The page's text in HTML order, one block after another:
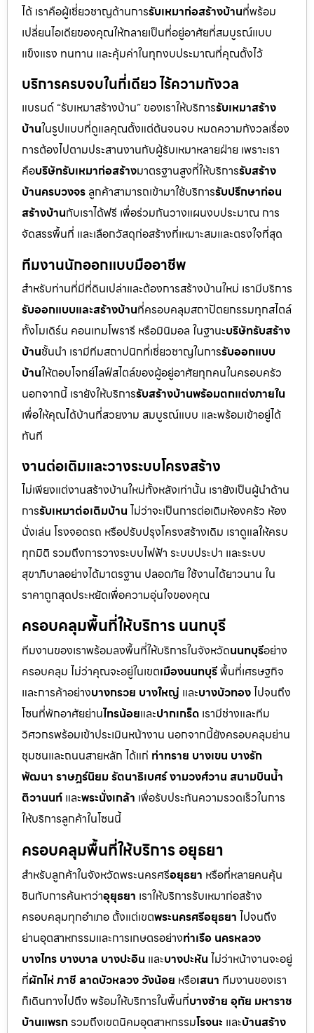
ได้ เราคือผู้เชี่ยวชาญด้านการรับเหมาก่อสร้างบ้านที่พร้อม
เปลี่ยนไอเดียของคุณให้กลายเป็นที่อยู่อาศัยที่สมบูรณ์แบบ
แข็งแรง ทนทาน และคุ้มค่าในทุกงบประมาณที่คุณตั้งไว้
บริการครบจบในที่เดียว ไร้ความกังวล
แบรนด์ “รับเหมาสร้างบ้าน” ของเราให้บริการรับเหมาสร้าง
บ้านในรูปแบบที่ดูแลคุณตั้งแต่ต้นจนจบ หมดความกังวลเรื่อง
การต้องไปตามประสานงานกับผู้รับเหมาหลายฝ่าย เพราะเรา
คือบริษัทรับเหมาก่อสร้างมาตรฐานสูงที่ให้บริการรับสร้าง
บ้านครบวงจร ลูกค้าสามารถเข้ามาใช้บริการรับปรึกษาก่อน
สร้างบ้านกับเราได้ฟรี เพื่อร่วมกันวางแผนงบประมาณ การ
จัดสรรพื้นที่ และเลือกวัสดุก่อสร้างที่เหมาะสมและตรงใจที่สุด
ทีมงานนักออกแบบมืออาชีพ
สำหรับท่านที่มีที่ดินเปล่าและต้องการสร้างบ้านใหม่ เรามีบริการ
รับออกแบบและสร้างบ้านที่ครอบคลุมสถาปัตยกรรมทุกสไตล์
ทั้งโมเดิร์น คอนเทมโพรารี หรือมินิมอล ในฐานะบริษัทรับสร้าง
บ้านชั้นนำ เรามีทีมสถาปนิกที่เชี่ยวชาญในการรับออกแบบ
บ้านให้ตอบโจทย์ไลฟ์สไตล์ของผู้อยู่อาศัยทุกคนในครอบครัว
นอกจากนี้ เรายังให้บริการรับสร้างบ้านพร้อมตกแต่งภายใน
เพื่อให้คุณได้บ้านที่สวยงาม สมบูรณ์แบบ และพร้อมเข้าอยู่ได้
ทันที
งานต่อเติมและวางระบบโครงสร้าง
ไม่เพียงแต่งานสร้างบ้านใหม่ทั้งหลังเท่านั้น เรายังเป็นผู้นำด้าน
การรับเหมาต่อเติมบ้าน ไม่ว่าจะเป็นการต่อเติมห้องครัว ห้อง
นั่งเล่น โรงจอดรถ หรือปรับปรุงโครงสร้างเดิม เราดูแลให้ครบ
ทุกมิติ รวมถึงการวางระบบไฟฟ้า ระบบประปา และระบบ
สุขาภิบาลอย่างได้มาตรฐาน ปลอดภัย ใช้งานได้ยาวนาน ใน
ราคาถูกสุดประหยัดเพื่อความอุ่นใจของคุณ
ครอบคลุมพื้นที่ให้บริการ นนทบุรี
ทีมงานของเราพร้อมลงพื้นที่ให้บริการในจังหวัดนนทบุรีอย่าง
ครอบคลุม ไม่ว่าคุณจะอยู่ในเขตเมืองนนทบุรีพื้นที่เศรษฐกิจ
และการค้าอย่างบางกรวย บางใหญ่ และบางบัวทองไปจนถึง
โซนที่พักอาศัยย่านไทรน้อยและปากเกร็ด เรามีช่างและทีม
วิศวกรพร้อมเข้าประเมินหน้างาน นอกจากนี้ยังครอบคลุมย่าน
ชุมชนและถนนสายหลัก ได้แก่ ท่าทราย บางเขน บางรัก
พัฒนา ราษฎร์นิยม รัตนาธิเบศร์ งามวงศ์วาน สนามบินน้ำ
ติวานนท์ และพระนั่งเกล้า เพื่อรับประกันความรวดเร็วในการ
ให้บริการลูกค้าในโซนนี้
ครอบคลุมพื้นที่ให้บริการ อยุธยา
สำหรับลูกค้าในจังหวัดพระนครศรีอยุธยา หรือที่หลายคนคุ้น
ชินกับการค้นหาว่าอุยุธยา เราให้บริการรับเหมาก่อสร้าง
ครอบคลุมทุกอำเภอ ตั้งแต่เขตพระนครศรีอยุธยา ไปจนถึง
ย่านอุตสาหกรรมและการเกษตรอย่างท่าเรือ นครหลวง
บางไทร บางบาล บางปะอิน และบางปะหัน ไม่ว่าหน้างานจะอยู่
ที่ผักไห่ ภาชี ลาดบัวหลวง วังน้อย หรือเสนา ทีมงานของเรา
ก็เดินทางไปถึง พร้อมให้บริการในพื้นที่บางซ้าย อุทัย มหาราช
บ้านแพรกรวมถึงเขตนิคมอุตสาหกรรมโรจนะ และบ้านสร้าง